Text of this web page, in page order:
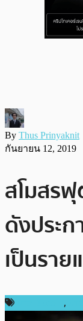
By Thus Prinyaknit
กันยายน 12, 2019
สโมสร
ดังประ
เป็นราย
,